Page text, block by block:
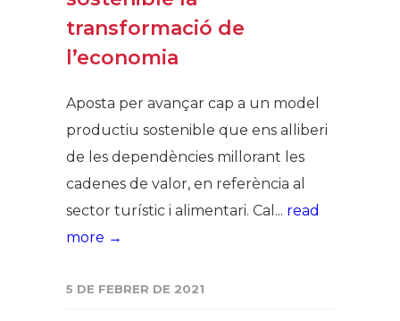
transformació de
l’economia
Aposta per avançar cap a un model
productiu sostenible que ens alliberi
de les dependències millorant les
cadenes de valor, en referència al
sector turístic i alimentari. Cal... read
more →
5 DE FEBRER DE 2021